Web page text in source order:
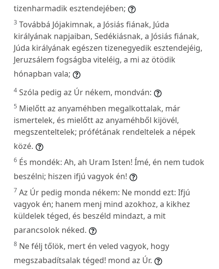
tizenharmadik esztendejében;
3 Továbbá Jójakimnak, a Jósiás fiának, Júda
királyának napjaiban, Sedékiásnak, a Jósiás fiának,
Júda királyának egészen tizenegyedik esztendejéig,
Jeruzsálem fogságba viteléig, a mi az ötödik
hónapban vala;
4 Szóla pedig az Úr nékem, mondván:
5 Mielőtt az anyaméhben megalkottalak, már
ismertelek, és mielőtt az anyaméhből kijövél,
megszenteltelek; prófétának rendeltelek a népek
közé.
6 És mondék: Ah, ah Uram Isten! Ímé, én nem tudok
beszélni; hiszen ifjú vagyok én!
7 Az Úr pedig monda nékem: Ne mondd ezt: Ifjú
vagyok én; hanem menj mind azokhoz, a kikhez
küldelek téged, és beszéld mindazt, a mit
parancsolok néked.
8 Ne félj tőlök, mert én veled vagyok, hogy
megszabadítsalak téged! mond az Úr.